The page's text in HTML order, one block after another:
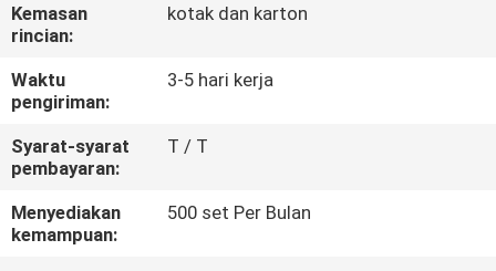
HUBUNGI
KAMI
PERMINTAAN
Kemasan
rincian:
kotak dan karton
Waktu
pengiriman:
3-5 hari kerja
Syarat-syarat
pembayaran:
T / T
Menyediakan
kemampuan:
500 set Per Bulan